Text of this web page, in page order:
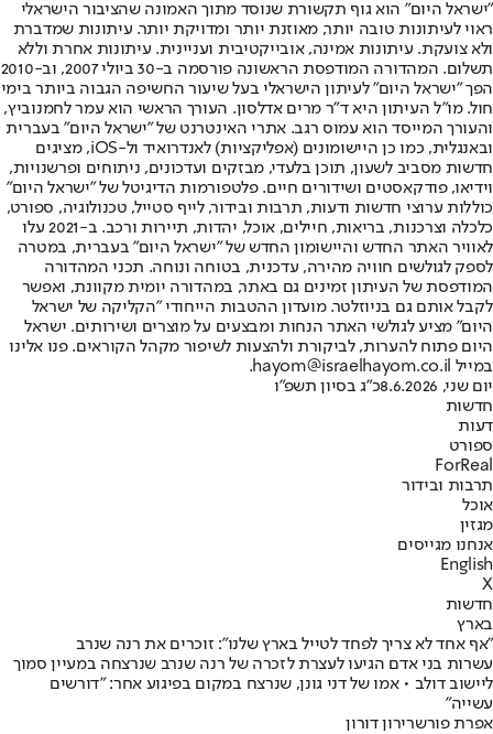
"ישראל היום" הוא גוף תקשורת שנוסד מתוך האמונה שהציבור הישראלי
ראוי לעיתונות טובה יותר, מאוזנת יותר ומדויקת יותר. עיתונות שמדברת
ולא צועקת. עיתונות אמינה, אובייקטיבית ועניינית. עיתונות אחרת וללא
תשלום. המהדורה המודפסת הראשונה פורסמה ב-30 ביולי 2007, וב-2010
הפך "ישראל היום" לעיתון הישראלי בעל שיעור החשיפה הגבוה ביותר בימי
חול. מו"ל העיתון היא ד"ר מרים אדלסון. העורך הראשי הוא עמר לחמנוביץ,
והעורך המייסד הוא עמוס רגב. אתרי האינטרנט של "ישראל היום" בעברית
ובאנגלית, כמו כן היישומונים (אפליקציות) לאנדרואיד ול-iOS, מציגים
חדשות מסביב לשעון, תוכן בלעדי, מבזקים ועדכונים, ניתוחים ופרשנויות,
וידיאו, פודקאסטים ושידורים חיים. פלטפורמות הדיגיטל של "ישראל היום"
כוללות ערוצי חדשות ודעות, תרבות ובידור, לייף סטייל, טכנולוגיה, ספורט,
כלכלה וצרכנות, בריאות, חיילים, אוכל, יהדות, תיירות ורכב. ב-2021 עלו
לאוויר האתר החדש והיישומון החדש של "ישראל היום" בעברית, במטרה
לספק לגולשים חוויה מהירה, עדכנית, בטוחה ונוחה. תכני המהדורה
המודפסת של העיתון זמינים גם באתר, במהדורה יומית מקוונת, ואפשר
לקבל אותם גם בניוזלטר. מועדון ההטבות הייחודי "הקליקה של ישראל
היום" מציע לגולשי האתר הנחות ומבצעים על מוצרים ושירותים. ישראל
היום פתוח להערות, לביקורת ולהצעות לשיפור מקהל הקוראים. פנו אלינו
במייל hayom@israelhayom.co.il.
יום שני, 8.6.2026
כ"ג בסיון תשפ"ו
חדשות
דעות
ספורט
ForReal
תרבות ובידור
אוכל
מגזין
אנחנו מגייסים
English
X
חדשות
בארץ
"אף אחד לא צריך לפחד לטייל בארץ שלנו": זוכרים את רנה שנרב
עשרות בני אדם הגיעו לעצרת לזכרה של רנה שנרב שנרצחה במעיין סמוך
ליישוב דולב • אמו של דני גונן, שנרצח במקום בפיגוע אחר: "דורשים
עשייה"
אפרת פורשרירון דורון